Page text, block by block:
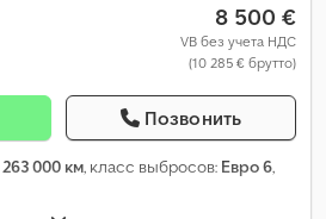
8 500 €
VB без учета НДС
(10 285 € брутто)
Позвонить
263 000 км, класс выбросов: Евро 6,